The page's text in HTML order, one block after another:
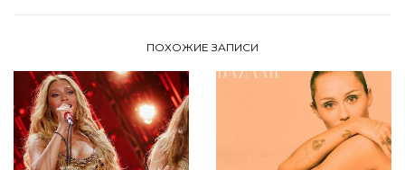
ПОХОЖИЕ ЗАПИСИ